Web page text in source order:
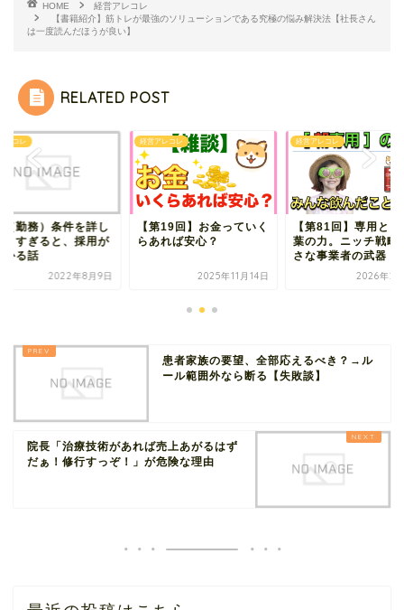
HOME
経営アレコレ
【書籍紹介】筋トレが最強のソリューションである究極の悩み解決法【社長さん
は一度読んだほうが良い】
RELATED POST
レコレ
（勤務）条件を詳し
きすぎると、採用が
かる話
2022年8月9日
経営アレコレ
【第19回】お金っていく
らあれば安心？
2025年11月14日
経営アレコレ
【第81回】専用とい
葉の力。ニッチ戦略
さな事業者の武器
2026年2
患者家族の要望、全部応えるべき？→ル
ール範囲外なら断る【失敗談】
院長「治療技術があれば売上あがるはず
だぁ！修行すっぞ！」が危険な理由